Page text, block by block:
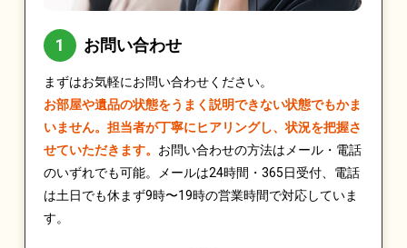
お問い合わせ
まずはお気軽にお問い合わせください。
お部屋や遺品の状態をうまく説明できない状態でもかま
いません。担当者が丁寧にヒアリングし、状況を把握さ
せていただきます。 お問い合わせの方法はメール・電話
のいずれでも可能。メールは24時間・365日受付、電話
は土日でも休まず9時〜19時の営業時間で対応していま
す。